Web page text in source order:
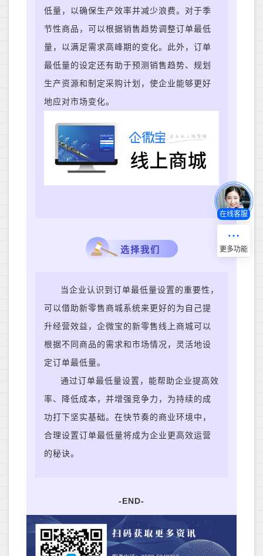
低量，以确保生产效率并减少浪费。对于季
节性商品，可以根据销售趋势调整订单最低
量，以满足需求高峰期的变化。此外，订单
最低量的设定还有助于预测销售趋势、规划
生产资源和制定采购计划，使企业能够更好
地应对市场变化。
选择我们
当企业认识到订单最低量设置的重要性，
可以借助新零售商城系统来更好的为自己提
升经营效益，企微宝的新零售线上商城可以
根据不同商品的需求和市场情况，灵活地设
定订单最低量。
通过订单最低量设置，能帮助企业提高效
率、降低成本，并增强竞争力，为持续的成
功打下坚实基础。在快节奏的商业环境中，
合理设置订单最低量将成为企业更高效运营
的秘诀。
-END-
在线客服